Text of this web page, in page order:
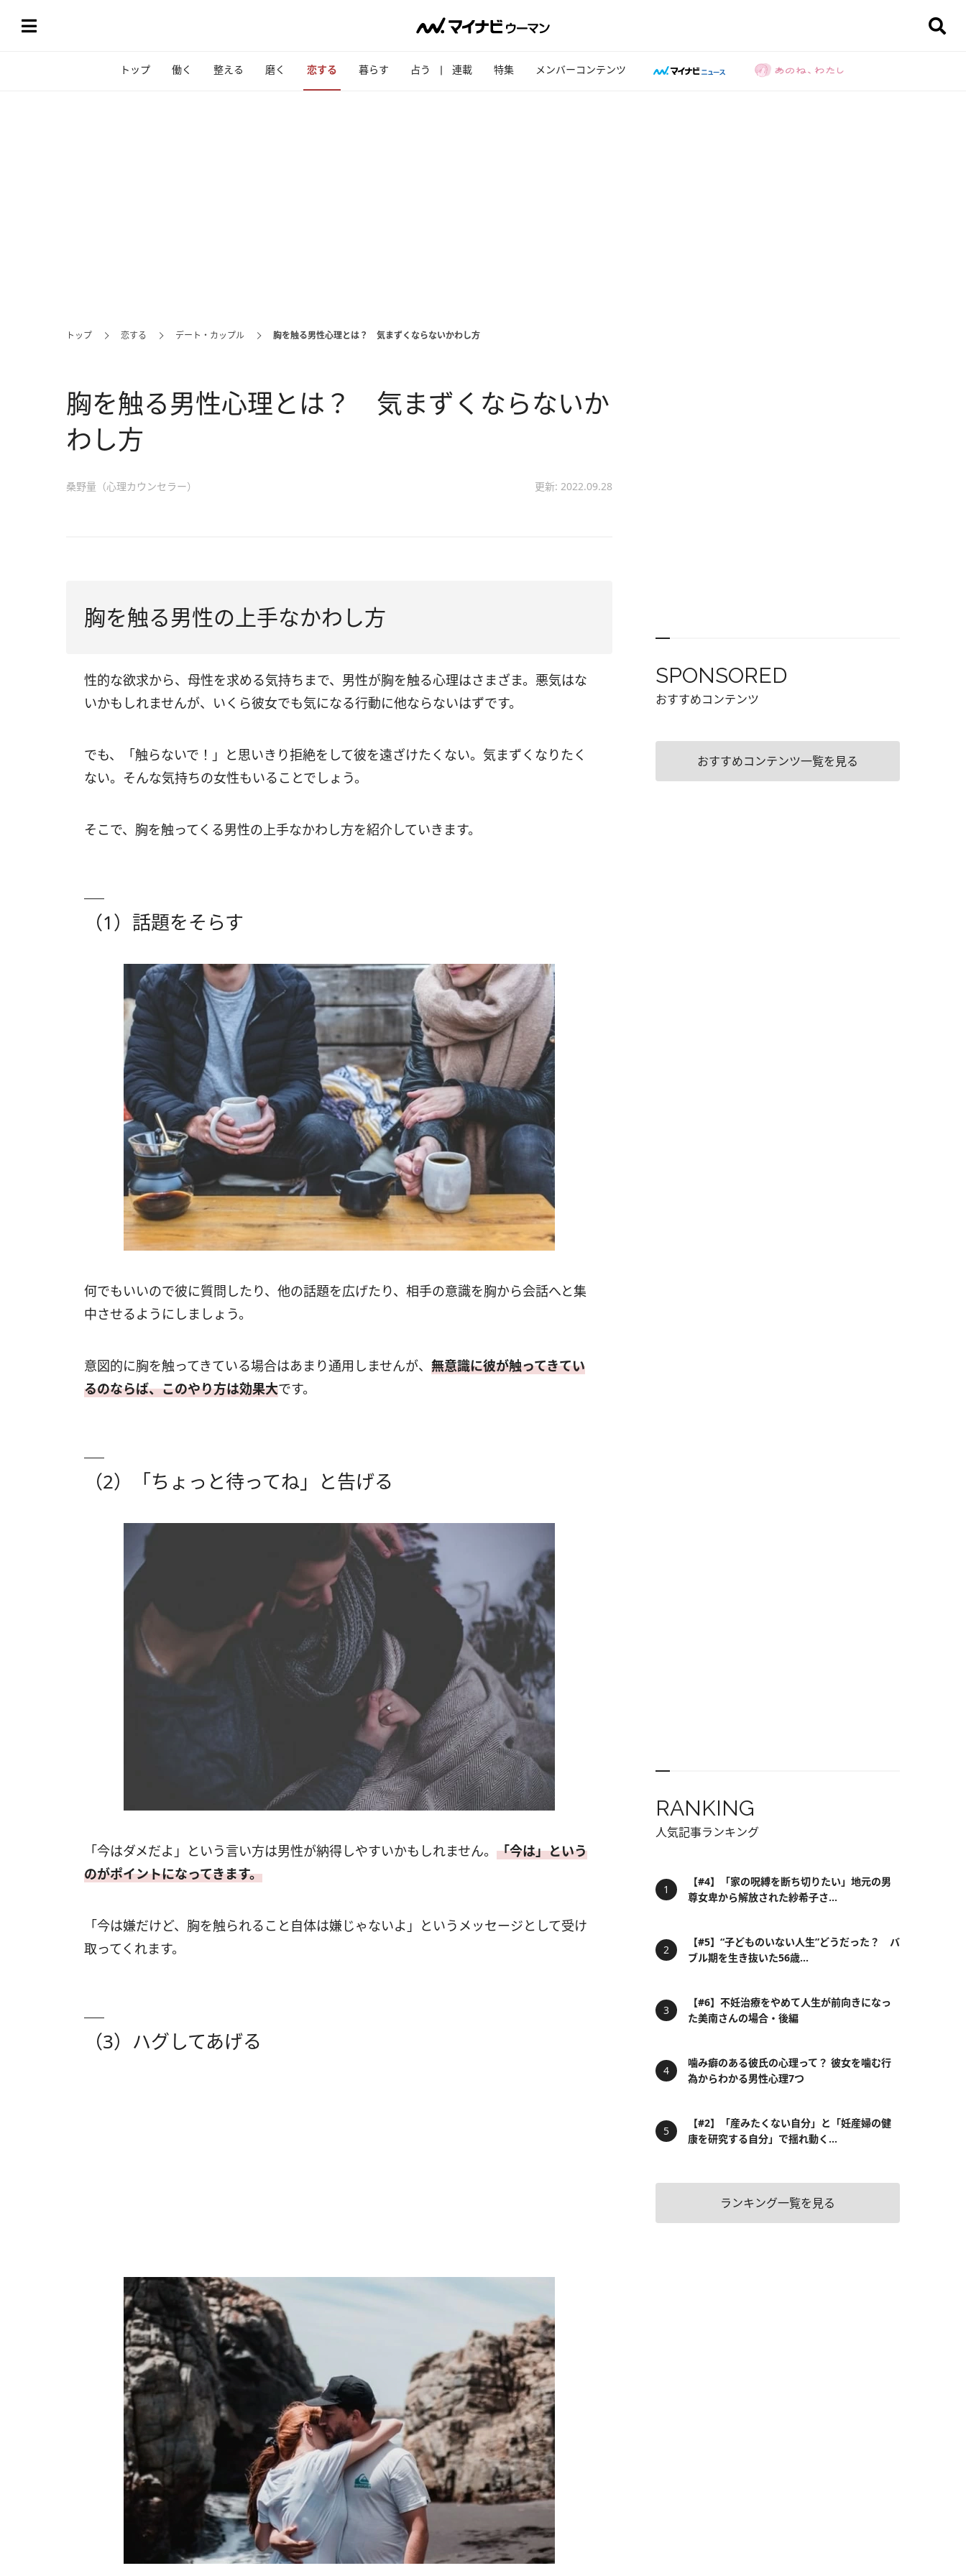
トップ 働く 整える 磨く 恋する 暮らす 占う 連載 特集 メンバーコンテンツ
トップ 恋する デート・カップル 胸を触る男性心理とは？ 気まずくならないかわし方
胸を触る男性心理とは？ 気まずくならないか
わし方
桑野量（心理カウンセラー） 更新: 2022.09.28
胸を触る男性の上手なかわし方
性的な欲求から、母性を求める気持ちまで、男性が胸を触る心理はさまざま。悪気はな
いかもしれませんが、いくら彼女でも気になる行動に他ならないはずです。
でも、「触らないで！」と思いきり拒絶をして彼を遠ざけたくない。気まずくなりたく
ない。そんな気持ちの女性もいることでしょう。
そこで、胸を触ってくる男性の上手なかわし方を紹介していきます。
（1）話題をそらす
何でもいいので彼に質問したり、他の話題を広げたり、相手の意識を胸から会話へと集
中させるようにしましょう。
意図的に胸を触ってきている場合はあまり通用しませんが、 無意識に彼が触ってきてい
るのならば、このやり方は効果大です。
（2）「ちょっと待ってね」と告げる
「今はダメだよ」という言い方は男性が納得しやすいかもしれません。 「今は」という
のがポイントになってきます。
「今は嫌だけど、胸を触られること自体は嫌じゃないよ」というメッセージとして受け
取ってくれます。
（3）ハグしてあげる
SPONSORED
おすすめコンテンツ
おすすめコンテンツ一覧を見る
RANKING
人気記事ランキング
【#4】「家の呪縛を断ち切りたい」地元の男
尊女卑から解放された紗希子さ...
【#5】“子どものいない人生”どうだった？ バ
ブル期を生き抜いた56歳...
【#6】不妊治療をやめて人生が前向きになっ
た美南さんの場合・後編
噛み癖のある彼氏の心理って？ 彼女を噛む行
為からわかる男性心理7つ
【#2】「産みたくない自分」と「妊産婦の健
康を研究する自分」で揺れ動く...
ランキング一覧を見る